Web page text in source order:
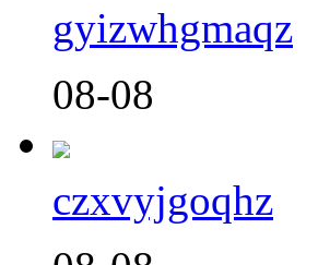
gyizwhgmaqz
08-08
czxvyjgoqhz